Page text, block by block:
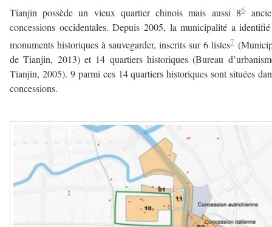
Tianjin possède un vieux quartier chinois mais aussi 86
concessions occidentales. Depuis 2005, la municipalité a
monuments historiques à sauvegarder, inscrits sur 6 listes7
de Tianjin, 2013) et 14 quartiers historiques (Bureau
Tianjin, 2005). 9 parmi ces 14 quartiers historiques sont situées
concessions.